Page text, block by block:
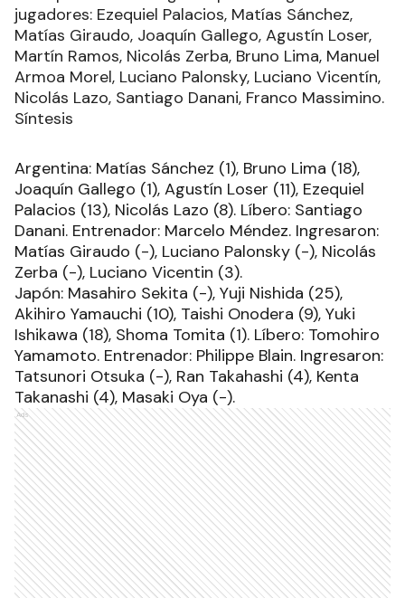
jugadores: Ezequiel Palacios, Matías Sánchez,
Matías Giraudo, Joaquín Gallego, Agustín Loser,
Martín Ramos, Nicolás Zerba, Bruno Lima, Manuel
Armoa Morel, Luciano Palonsky, Luciano Vicentín,
Nicolás Lazo, Santiago Danani, Franco Massimino.
Síntesis
Argentina: Matías Sánchez (1), Bruno Lima (18),
Joaquín Gallego (1), Agustín Loser (11), Ezequiel
Palacios (13), Nicolás Lazo (8). Líbero: Santiago
Danani. Entrenador: Marcelo Méndez. Ingresaron:
Matías Giraudo (-), Luciano Palonsky (-), Nicolás
Zerba (-), Luciano Vicentin (3).
Japón: Masahiro Sekita (-), Yuji Nishida (25),
Akihiro Yamauchi (10), Taishi Onodera (9), Yuki
Ishikawa (18), Shoma Tomita (1). Líbero: Tomohiro
Yamamoto. Entrenador: Philippe Blain. Ingresaron:
Tatsunori Otsuka (-), Ran Takahashi (4), Kenta
Takanashi (4), Masaki Oya (-).
Ads